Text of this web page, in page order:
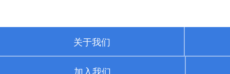
关于我们
加入我们